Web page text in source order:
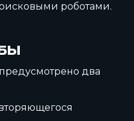
роботами.
два